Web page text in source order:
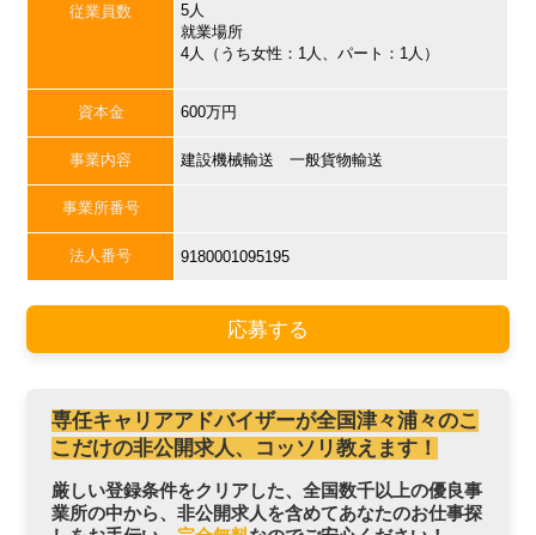
従業員数
5人
就業場所
4人（うち女性：1人、パート：1人）
資本金 600万円
事業内容 建設機械輸送 一般貨物輸送
事業所番号
法人番号 9180001095195
応募する
専任キャリアアドバイザーが全国津々浦々のこ
こだけの非公開求人、コッソリ教えます！
厳しい登録条件をクリアした、全国数千以上の優良事
業所の中から、非公開求人を含めてあなたのお仕事探